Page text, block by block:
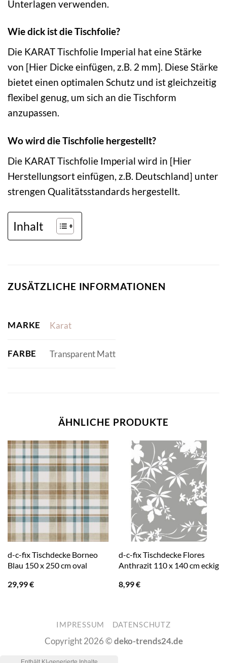
Unterlagen verwenden.
Wie dick ist die Tischfolie?
Die KARAT Tischfolie Imperial hat eine Stärke
von [Hier Dicke einfügen, z.B. 2 mm]. Diese Stärke
bietet einen optimalen Schutz und ist gleichzeitig
flexibel genug, um sich an die Tischform
anzupassen.
Wo wird die Tischfolie hergestellt?
Die KARAT Tischfolie Imperial wird in [Hier
Herstellungsort einfügen, z.B. Deutschland] unter
strengen Qualitätsstandards hergestellt.
Inhalt
ZUSÄTZLICHE INFORMATIONEN
MARKE Karat
FARBE Transparent Matt
ÄHNLICHE PRODUKTE
d-c-fix Tischdecke Borneo
Blau 150 x 250 cm oval
29,99€
d-c-fix Tischdecke Flores
Anthrazit 110 x 140 cm eckig
8,99€
IMPRESSUM DATENSCHUTZ
Copyright 2026 ©deko-trends24.de